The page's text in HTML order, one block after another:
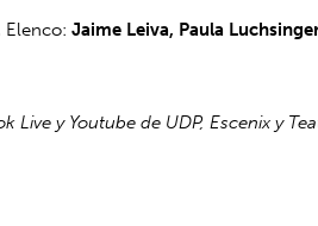
Elenco:Jaime Leiva, Paula
Live y Youtube de UDP, Escenix y